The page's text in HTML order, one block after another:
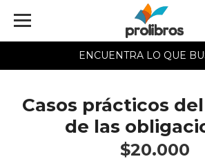
ENCUENTRA LO QUE
Casos prácticos
de las
$20.000